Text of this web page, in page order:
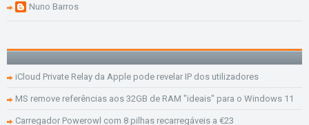
Nuno Barros
iCloud Private Relay da Apple pode revelar IP dos utilizadores
MS remove referências aos 32GB de RAM "ideais" para o Windows 11
Carregador Powerowl com 8 pilhas recarregáveis a €23